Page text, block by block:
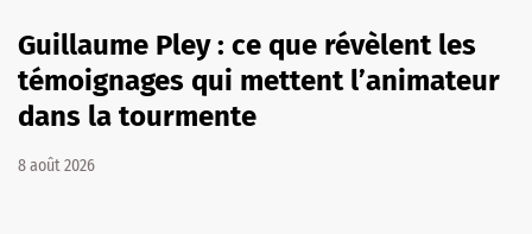
Guillaume Pley : ce que révèlent les
témoignages qui mettent l’animateur
dans la tourmente
8 août 2026